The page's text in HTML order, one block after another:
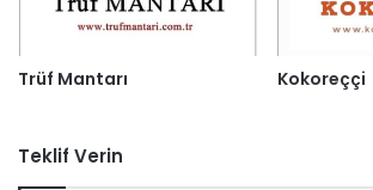
Trüf Mantarı Kokoreççi
Teklif Verin